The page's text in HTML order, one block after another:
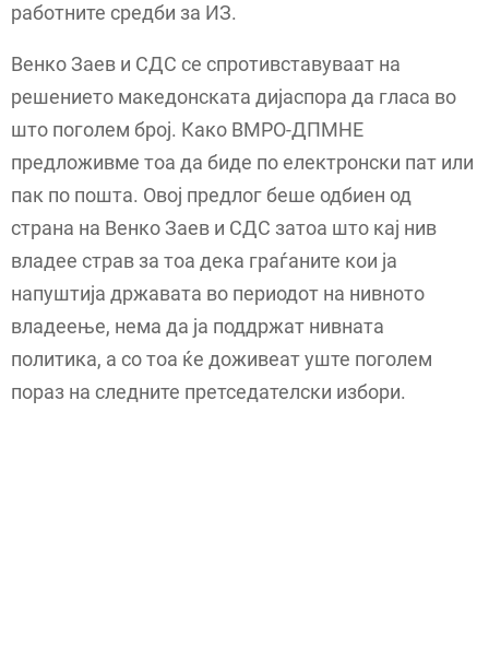
работните средби за ИЗ.
Венко Заев и СДС се спротивставуваат на
решението македонската дијаспора да гласа во
што поголем број. Како ВМРО-ДПМНЕ
предложивме тоа да биде по електронски пат или
пак по пошта. Овој предлог беше одбиен од
страна на Венко Заев и СДС затоа што кај нив
владее страв за тоа дека граѓаните кои ја
напуштија државата во периодот на нивното
владеење, нема да ја поддржат нивната
политика, а со тоа ќе доживеат уште поголем
пораз на следните претседателски избори.